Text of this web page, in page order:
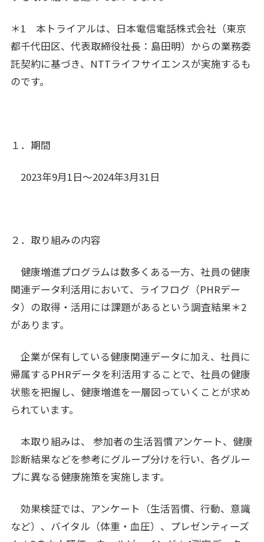
＊1 本トライアルは、日本電信電話株式会社（東京
都千代田区、代表取締役社長：島田明）からの業務委
託契約に基づき、NTTライフサイエンスが実施するも
のです。
１．期間
2023年9月1日～2024年3月31日
２．取り組みの内容
健康増進プログラムは数多くある一方、社員の健康
関連データ利活用において、ライフログ（PHRデー
タ）の取得・活用には課題があるという調査結果＊2
があります。
企業が保有している健康関連データに加え、社員に
帰属するPHRデータを利活用することで、社員の健康
状態を把握し、健康増進を一層図っていくことが求め
られています。
本取り組みは、 参加者の生活習慣アンケート、健康
診断結果などを参考にグループ分けを行い、各グルー
プに異なる健康施策を実施します。
効果検証では、アンケート（生活習慣、行動、意識
など）、バイタル（体重・血圧）、プレゼンティーズ